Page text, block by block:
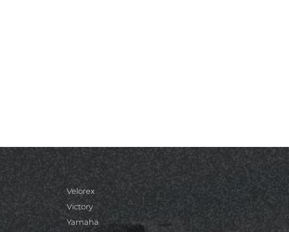
Velorex
Victory
Yamaha